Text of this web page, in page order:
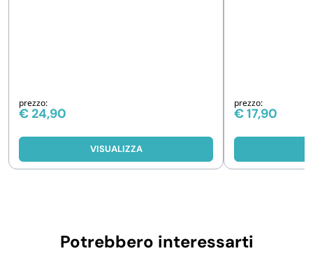
prezzo:
€ 24,90
VISUALIZZA
prezzo:
€17,90
Potrebbero interessarti